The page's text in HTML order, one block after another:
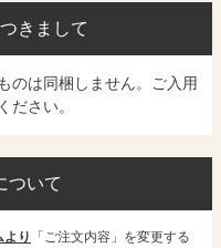
きまして
のは同梱しません。ご入用
ださい。
ついて
り
「ご注文内容」を変更する